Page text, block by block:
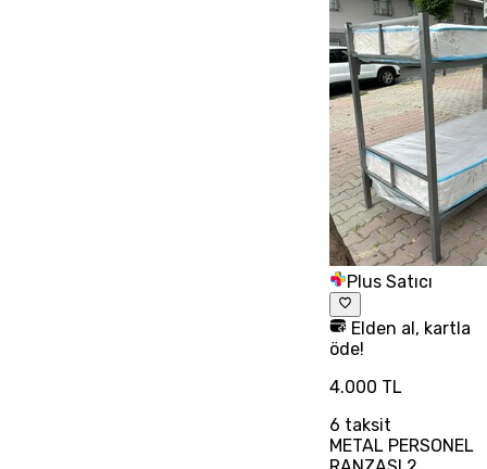
Plus Satıcı
Elden al, kartla
öde!
4.000 TL
6 taksit
METAL PERSONEL